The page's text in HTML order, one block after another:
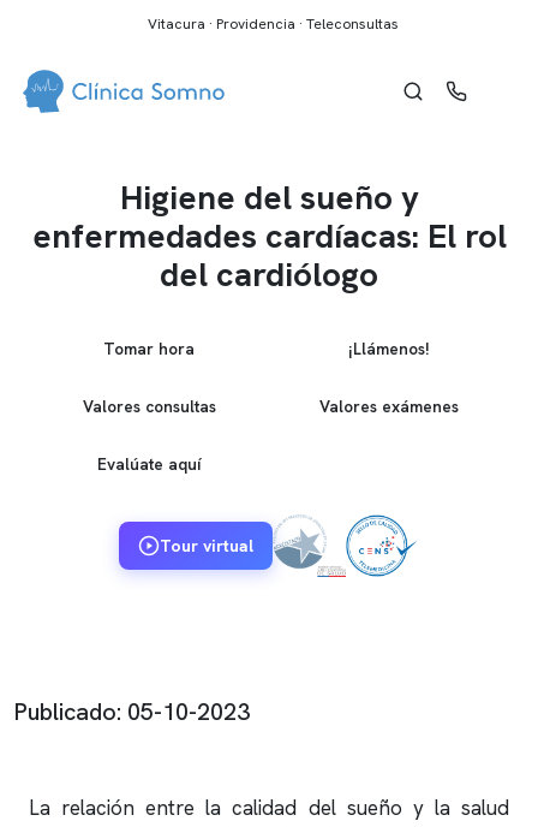
Vitacura · Providencia · Teleconsultas
Higiene del sueño y
enfermedades cardíacas: El rol
del cardiólogo
Tomar hora ¡Llámenos!
Valores consultas Valores exámenes
Evalúate aquí
Tour virtual
Publicado: 05-10-2023
La relación entre la calidad del sueño y la salud